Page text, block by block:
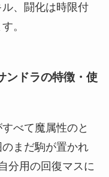
、闘化は時限付
。
ンドラの特徴・使
べて魔属性のと
まだ駒が置かれ
分用の回復マスに